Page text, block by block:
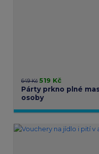
649 Kč 519 Kč
Párty prkno plné
osoby